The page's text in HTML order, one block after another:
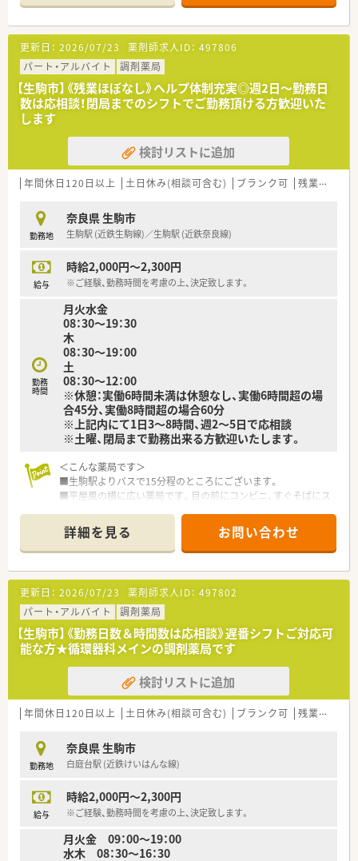
更新日： 2026/07/23 薬剤師求人ID： 497806
パート・アルバイト
調剤薬局
【生駒市】《残業ほぼなし》ヘルプ体制充実◎週2日～勤務日
数は応相談！閉局までのシフトでご勤務頂ける方歓迎いた
します
検討リストに追加
年間休日120日以上 土日休み(相談可含む) ブランク可 残業なし(ほぼなし含む)
勤務地
奈良県 生駒市
生駒駅 (近鉄生駒線)／生駒駅 (近鉄奈良線)
給与
時給2,000円～2,300円
※ご経験、勤務時間を考慮の上、決定致します。
勤務
時間
月火水金
08：30～19：30
木
08：30～19：00
土
08：30～12：00
※休憩：実働6時間未満は休憩なし、実働6時間超の場
合45分、実働8時間超の場合60分
※上記内にて1日3～8時間、週2～5日で応相談
※土曜、閉局まで勤務出来る方歓迎いたします。
＜こんな薬局です＞
■生駒駅よりバスで15分程のところにございます。
■平屋風の横に広い薬局です。目の前にコンビニ、すぐそばにス
■薬剤師常時2名体制。管理薬剤師は男性です。
■生駒エリア内に他店舗複数ございます。
＜設備も充実＞
■全店にバーコードによる過誤防止システム導入済みです。
過誤がおきた際は、24時間以内に社長まで報告があがります。
個人で止めず全社を上げてのサポート体制が整っているので
安心して勤務することができます。
＜業務内容＞
■近隣にある複数クリニックより処方箋を受けています。
■処方箋枚数は1日あたり平均40枚。
■内科・小児科、他広域処方も応需しています。
■調剤・投薬・監査等外来処方箋対応がメインです。
＜研修制度＞
■ご入職後は実務を通じて一連の業務を習得頂きます。
■会社指定の研修・勉強会は勤務日扱いとなります。
■学会発表の為のサポートも内容についての研修、プレゼンにつ
＜法人特徴＞
詳細を見る お問い合わせ
更新日： 2026/07/23 薬剤師求人ID： 497802
パート・アルバイト
調剤薬局
【生駒市】《勤務日数＆時間数は応相談》遅番シフトご対応可
能な方★循環器科メインの調剤薬局です
検討リストに追加
年間休日120日以上 土日休み(相談可含む) ブランク可 残業なし(ほぼなし含む)
勤務地
奈良県 生駒市
白庭台駅 (近鉄けいはんな線)
給与
時給2,000円～2,300円
※ご経験、勤務時間を考慮の上、決定致します。
月火金 09：00～19：00
水木 08：30～16：30